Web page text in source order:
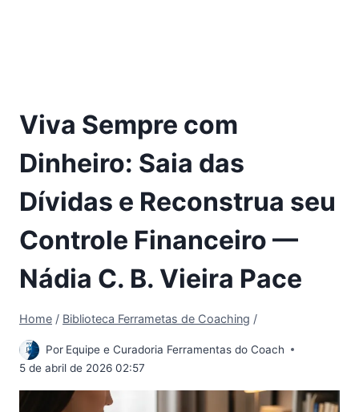
Viva Sempre com
Dinheiro: Saia das
Dívidas e Reconstrua seu
Controle Financeiro —
Nádia C. B. Vieira Pace
Home / Biblioteca Ferrametas de Coaching /
Por Equipe e Curadoria Ferramentas do Coach
5 de abril de 2026 02:57